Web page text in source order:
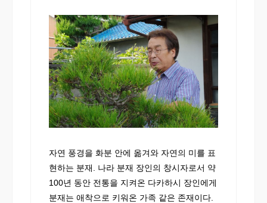
자연 풍경을 화분 안에 옮겨와 자연의 미를 표
현하는 분재. 나라 분재 장인의 창시자로서 약
100년 동안 전통을 지켜온 다카하시 장인에게
분재는 애착으로 키워온 가족 같은 존재이다.